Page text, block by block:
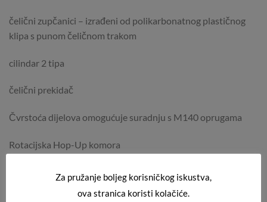
čelični zupčanici – izrađeni od polikarbonatnog plastičnog
klipa s punom čeličnom trakom
cilindar 2 tipa
čelični prekidač
Čvrstoća dijelova omogućuje suradnju s M140 oprugama
Rotacijska Hop-Up komora
Za pružanje boljeg korisničkog iskustva,
ova stranica koristi kolačiće.